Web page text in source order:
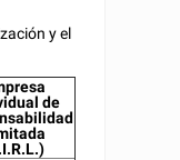
y el
de